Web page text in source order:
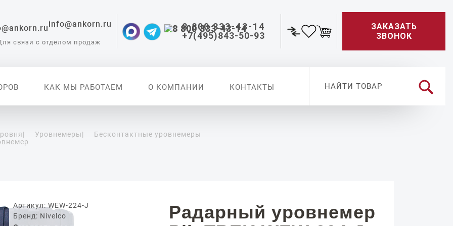
info@ankorn.ru
связи с отделом продаж
8 800 333-43-14
+7(495)843-50-93
ЗАКАЗАТЬ
ЗВОНОК
КАК МЫ РАБОТАЕМ О КОМПАНИИ КОНТАКТЫ
для
| Уровнемеры|
Бесконтактные уровнемеры
Артикул: WEW-224-J
Бренд: Nivelco
Радарный уровнемер